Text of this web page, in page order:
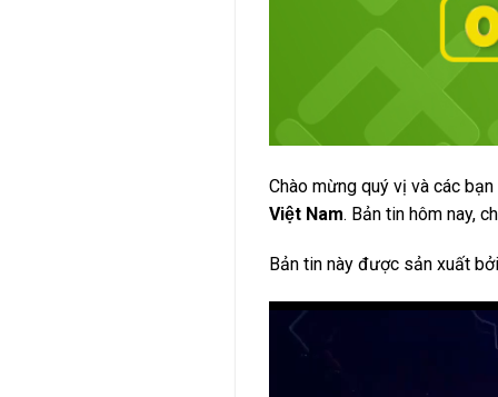
Chào mừng quý vị và các
Việt Nam. Bản tin hôm nay,
Bản tin này được sản xuất